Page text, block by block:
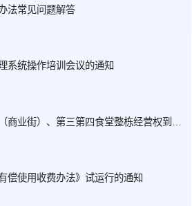
法常见问题解答
系统操作培训会议的通知
偿使用收费办法》试运行的通知